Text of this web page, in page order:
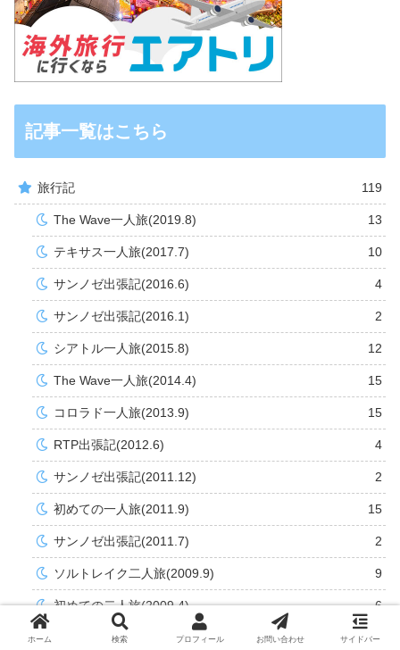
記事一覧はこちら
旅行記 119
The Wave一人旅(2019.8) 13
テキサス一人旅(2017.7) 10
サンノゼ出張記(2016.6) 4
サンノゼ出張記(2016.1) 2
シアトル一人旅(2015.8) 12
The Wave一人旅(2014.4) 15
コロラド一人旅(2013.9) 15
RTP出張記(2012.6) 4
サンノゼ出張記(2011.12) 2
初めての一人旅(2011.9) 15
サンノゼ出張記(2011.7) 2
ソルトレイク二人旅(2009.9) 9
初めての二人旅(2009.4) 6
サンノゼ出張記(2008.7) 2
ホーム 検索 プロフィール お問い合わせ サイドバー